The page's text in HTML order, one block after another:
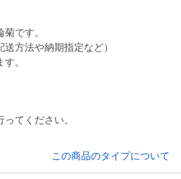
です。
方法や納期指定など）
。
てください。
この商品のタイプについて